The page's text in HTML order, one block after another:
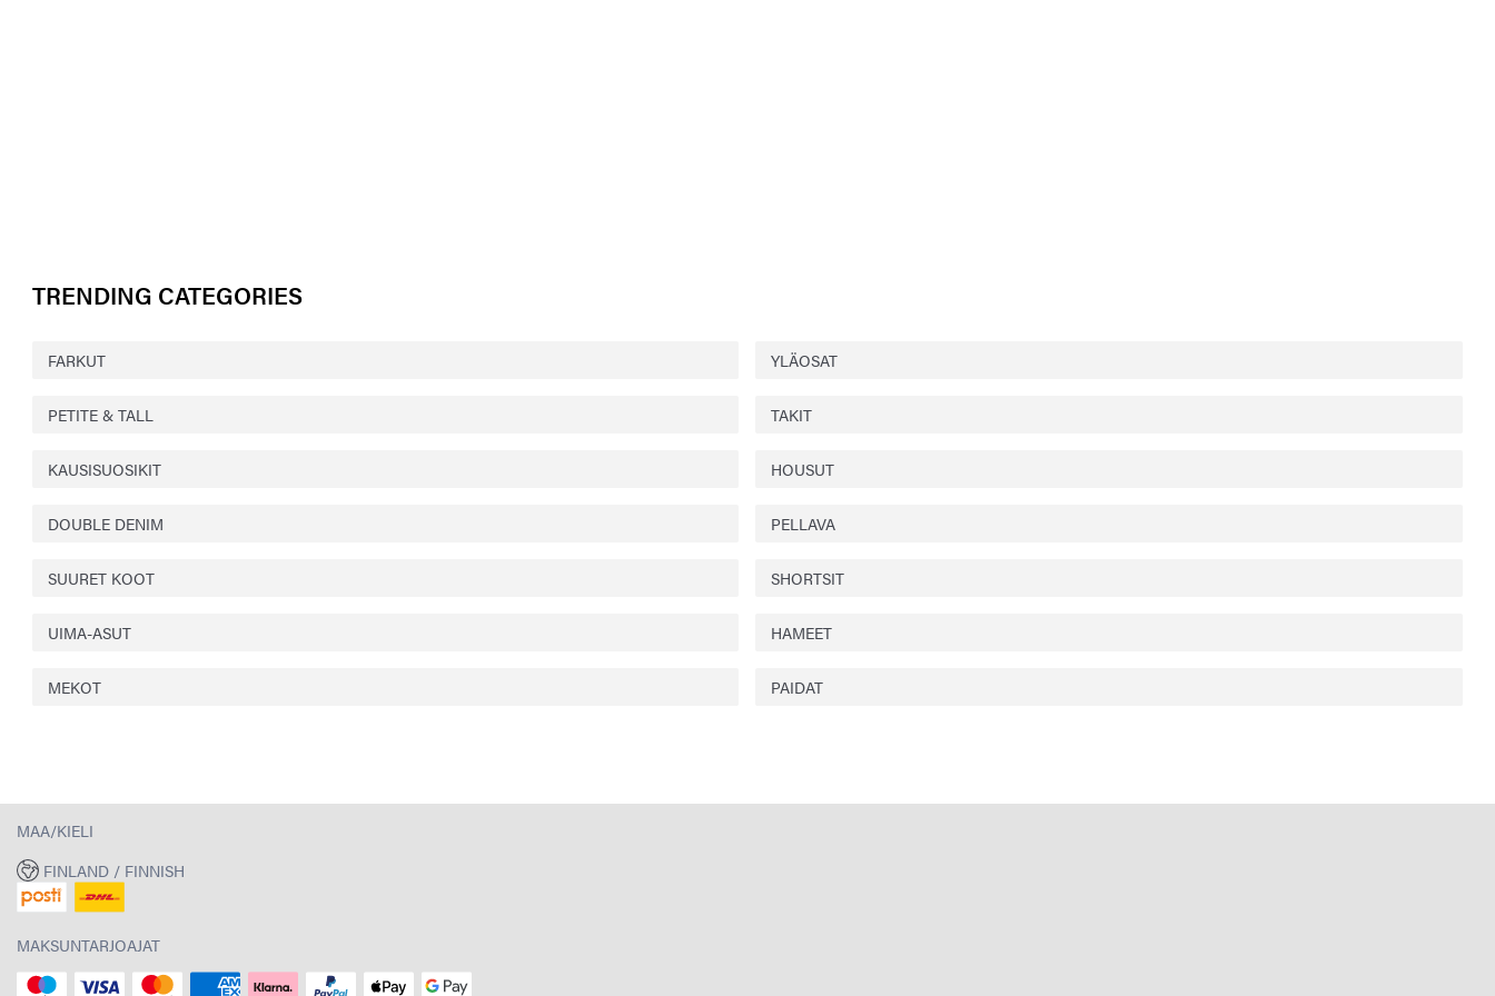
TRENDING CATEGORIES
FARKUT YLÄOSAT
PETITE & TALL TAKIT
KAUSISUOSIKIT HOUSUT
DOUBLE DENIM PELLAVA
SUURET KOOT SHORTSIT
UIMA-ASUT HAMEET
MEKOT PAIDAT
MAA/KIELI
FINLAND / FINNISH
MAKSUNTARJOAJAT